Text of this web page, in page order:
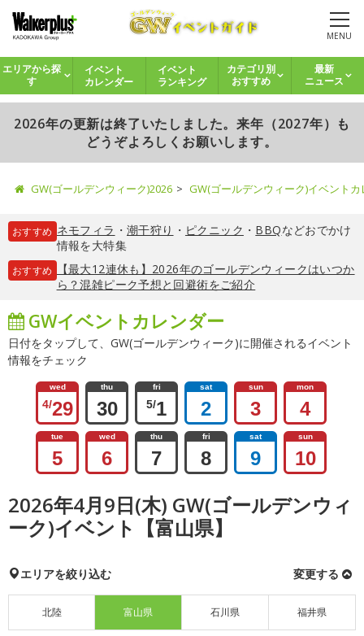
MENU
エリアから探
す
イベント
カレンダー
イベント
ランキング
カテゴリ別
おすすめ
最新
ニュース
2026年の更新は終了いたしました。来年（2027年）も
どうぞよろしくお願いします。
GW(ゴールデンウィーク)2026 GW(ゴールデンウィーク)イベント
おすすめ ネモフィラ ・ 潮干狩り ・ ピクニック ・ BBQなどおでかけ
情報を大特集
おすすめ
【最大12連休も】2026年のゴールデンウィークはいつか
ら？混雑ピーク予想と回避術をご紹介
GWイベントカレンダー
日付をタップして、GW(ゴールデンウィーク)に開催されるイベント
情報をチェック
wed
4/29
thu
30
fri
5/1
sat
2
sun
3
mon
4
tue
5
wed
6
thu
7
fri
8
sat
9
sun
10
2026年4月9日(木) GW(ゴールデンウィ
ーク)イベント【富山県】
エリアを絞り込む 変更する
北陸 富山県 石川県 福井県